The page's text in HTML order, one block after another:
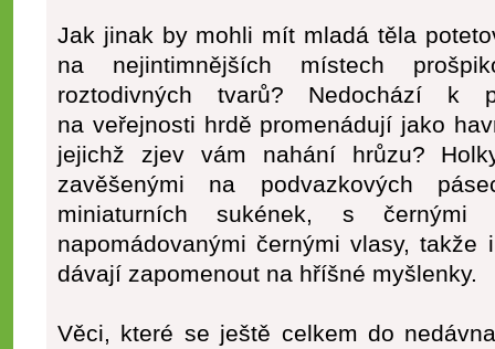
Jak jinak by mohli mít mladá těla
na nejintimnějších místech
roztodivných tvarů? Nedochází k
na veřejnosti hrdě promenádují jako
jejichž zjev vám nahání hrůzu?
zavěšenými na podvazkových
miniaturních sukének, s
napomádovanými černými vlasy, takže
dávají zapomenout na hříšné myšlenky.
Věci, které se ještě celkem do